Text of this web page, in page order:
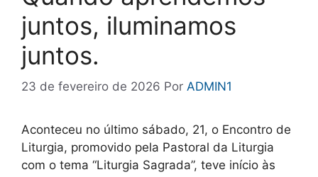
juntos, iluminamos
juntos.
23 de fevereiro de 2026 Por ADMIN1
Aconteceu no último sábado, 21, o Encontro de
Liturgia, promovido pela Pastoral da Liturgia
com o tema “Liturgia Sagrada”, teve início às